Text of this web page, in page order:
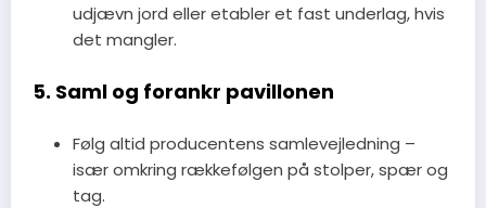
udjævn jord eller etabler et fast underlag, hvis
det mangler.
5. Saml og forankr pavillonen
Følg altid producentens samlevejledning –
især omkring rækkefølgen på stolper, spær og
tag.